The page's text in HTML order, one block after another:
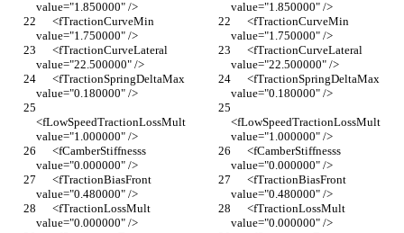
value="1.850000" />
value="1.850000" />
value="1.750000" />
value="1.750000" />
value="22.500000" />
value="22.500000" />
value="0.180000" />
value="0.180000" />
<fLowSpeedTractionLossMult
value="1.000000" />
<fLowSpeedTractionLossMult
value="1.000000" />
value="0.000000" />
value="0.000000" />
value="0.480000" />
value="0.480000" />
value="0.000000" />
value="0.000000" />